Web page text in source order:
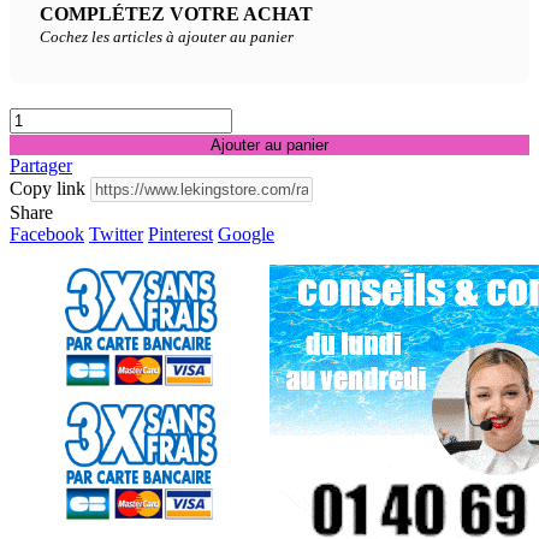
COMPLÉTEZ VOTRE ACHAT
Cochez les articles à ajouter au panier
Ajouter au panier
Partager
Copy link
Share
Facebook Twitter Pinterest Google